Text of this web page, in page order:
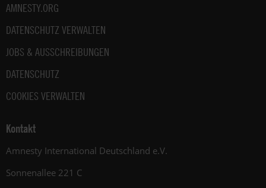
AMNESTY.ORG
DATENSCHUTZ VERWALTEN
JOBS & AUSSCHREIBUNGEN
DATENSCHUTZ
COOKIES VERWALTEN
Kontakt
Amnesty International Deutschland e.V.
Sonnenallee 221 C